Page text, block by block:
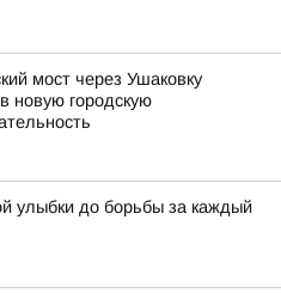
мост через Ушаковку
новую городскую
улыбки до борьбы за каждый